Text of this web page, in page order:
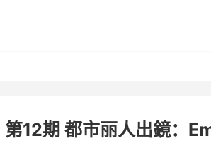
第12期 都市丽人出鏡：